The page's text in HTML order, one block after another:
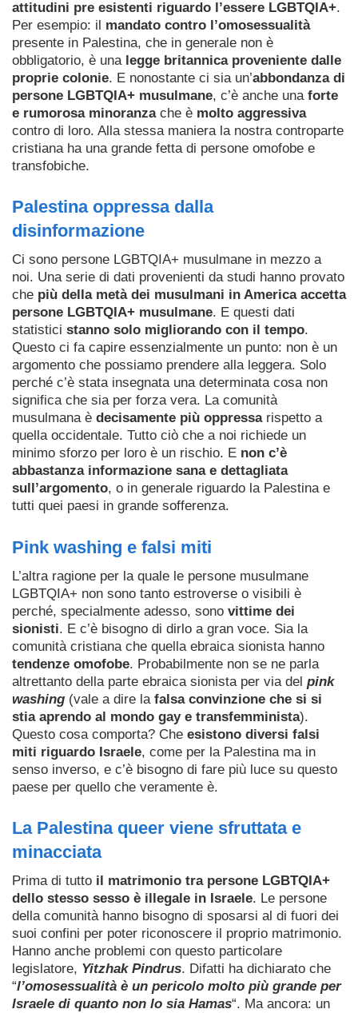
attitudini pre esistenti riguardo l’essere LGBTQIA+.
Per esempio: il mandato contro l’omosessualità
presente in Palestina, che in generale non è
obbligatorio, è una legge britannica proveniente dalle
proprie colonie. E nonostante ci sia un’abbondanza di
persone LGBTQIA+ musulmane, c’è anche una forte
e rumorosa minoranzache è molto aggressiva
contro di loro. Alla stessa maniera la nostra controparte
cristiana ha una grande fetta di persone omofobe e
transfobiche.
Palestina oppressa dalla
disinformazione
Ci sono persone LGBTQIA+ musulmane in mezzo a
noi. Una serie di dati provenienti da studi hanno provato
che più della metà dei musulmani in America accetta
persone LGBTQIA+ musulmane. E questi dati
statistici stanno solo migliorando con il tempo.
Questo ci fa capire essenzialmente un punto: non è un
argomento che possiamo prendere alla leggera. Solo
perché c’è stata insegnata una determinata cosa non
significa che sia per forza vera. La comunità
musulmana è decisamente più oppressarispetto a
quella occidentale. Tutto ciò che a noi richiede un
minimo sforzo per loro è un rischio. E non c’è
abbastanza informazione sana e dettagliata
sull’argomento, o in generale riguardo la Palestina e
tutti quei paesi in grande sofferenza.
Pink washing e falsi miti
L’altra ragione per la quale le persone musulmane
LGBTQIA+ non sono tanto estroverse o visibili è
perché, specialmente adesso, sono vittime dei
sionisti. E c’è bisogno di dirlo a gran voce. Sia la
comunità cristiana che quella ebraica sionista hanno
tendenze omofobe. Probabilmente non se ne parla
altrettanto della parte ebraica sionista per via del pink
washing (vale a dire la falsa convinzione che si si
stia aprendo al mondo gay e transfemminista).
Questo cosa comporta? Che esistono diversi falsi
miti riguardo Israele, come per la Palestina ma in
senso inverso, e c’è bisogno di fare più luce su questo
paese per quello che veramente è.
La Palestina queer viene sfruttata e
minacciata
Prima di tutto il matrimonio tra persone LGBTQIA+
dello stesso sesso è illegale in Israele. Le persone
della comunità hanno bisogno di sposarsi al di fuori dei
suoi confini per poter riconoscere il proprio matrimonio.
Hanno anche problemi con questo particolare
legislatore, Yitzhak Pindrus. Difatti ha dichiarato che
“l’omosessualità è un pericolo molto più grande per
Israele di quanto non lo sia Hamas“. Ma ancora: un